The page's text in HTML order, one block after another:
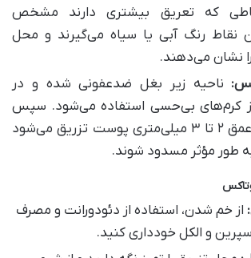
که تعریق بیشتری دارند مشخص
نقاط رنگ آبی یا سیاه می‌گیرند و محل
نشان می‌دهند.
ناحیه زیر بغل ضدعفونی شده و در
کرم‌های بی‌حسی استفاده می‌شود. سپس
بوتاکس به عمق ۲ تا ۳ میلی‌متری پوست تزریق می‌شود
طور مؤثر مسدود شوند.
از خم شدن، استفاده از دئودورانت و مصرف